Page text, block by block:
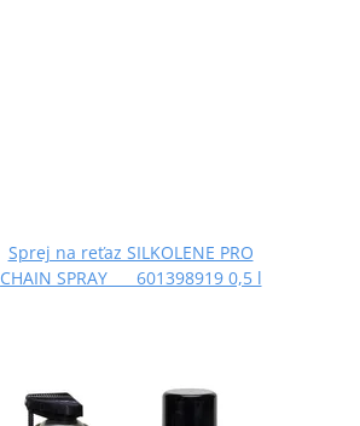
Sprej na reťaz SILKOLENE PRO
CHAIN SPRAY 601398919 0,5 l